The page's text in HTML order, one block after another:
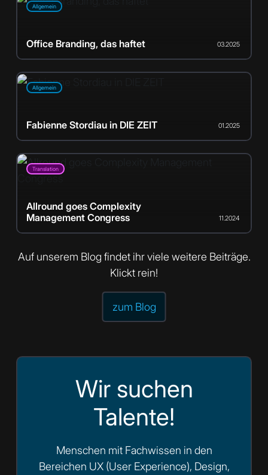
Allgemein
03.2025
Office Branding, das haftet
Allgemein
01.2025
Fabienne Stordiau in DIE ZEIT
Translation
11.2024
Allround goes Complexity
Management Congress
Auf unserem Blog findet ihr viele weitere Beiträge.
Klickt rein!
zum Blog
Wir suchen
Talente!
Menschen mit Fachwissen in den
Bereichen UX (User Experience), Design,